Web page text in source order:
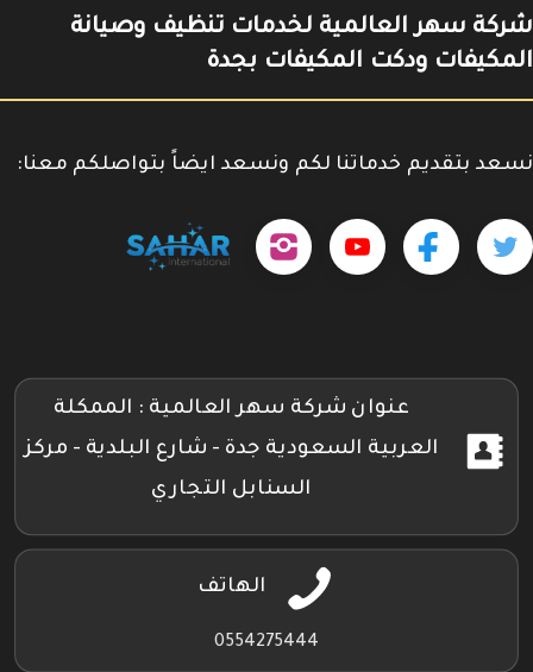
شركة سهر العالمية لخدمات تنظيف وصيانة
المكيفات ودكت المكيفات بجدة
نسعد بتقديم خدماتنا لكم ونسعد ايضاً بتواصلكم معنا:
تابعنا تابعنا www.youtube.com/@sahar4046
تابعنا
بلاي
عنوان شركة سهر العالمية : الممكلة
العربية السعودية جدة - شارع البلدية - مركز
السنابل التجاري
الهاتف
0554275444